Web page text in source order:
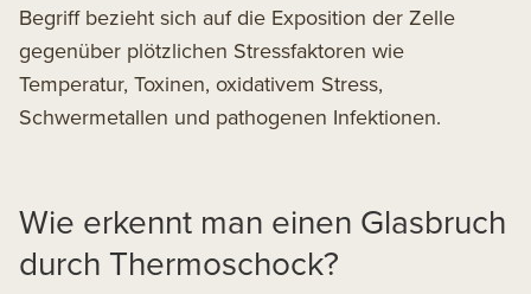
Begriff bezieht sich auf die Exposition der Zelle
gegenüber plötzlichen Stressfaktoren wie
Temperatur, Toxinen, oxidativem Stress,
Schwermetallen und pathogenen Infektionen.
Wie erkennt man einen Glasbruch
durch Thermoschock?